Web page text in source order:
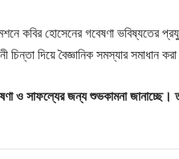
কবির হোসেনের গবেষণা ভবিষ্যতের
দিয়ে বৈজ্ঞানিক সমস্যার সমাধান
ও সাফল্যের জন্য শুভকামনা জানাচ্ছে।